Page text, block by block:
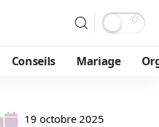
Conseils Mariage
19 octobre 2025